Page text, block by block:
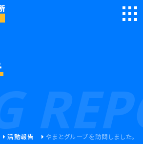
活動報告 やまとグループを訪問しました。